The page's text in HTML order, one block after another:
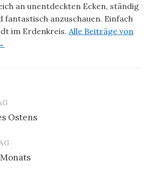
an unentdeckten Ecken, ständig
fantastisch anzuschauen. Einfach
im Erdenkreis. Alle Beiträge von
Ostens